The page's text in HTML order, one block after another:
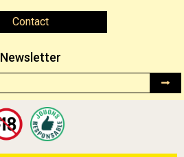
Contact
Newsletter